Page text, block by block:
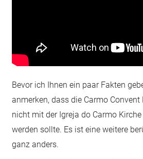
Bevor ich Ihnen ein paar Fakten
anmerken, dass die Carmo
nicht mit der Igreja do Carmo
werden sollte. Es ist eine weitere
ganz anders.